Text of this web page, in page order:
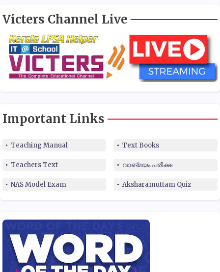
Victers Channel Live
Important Links
Teaching Manual Text Books
Teachers Text വാങ്മയം പരീക്ഷ
NAS Model Exam Aksharamuttam Quiz